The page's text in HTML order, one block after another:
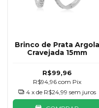
Brinco de Prata Argola
Cravejada 15mm
R$99,96
R$94,96 com Pix
4 x de R$24,99 sem juros